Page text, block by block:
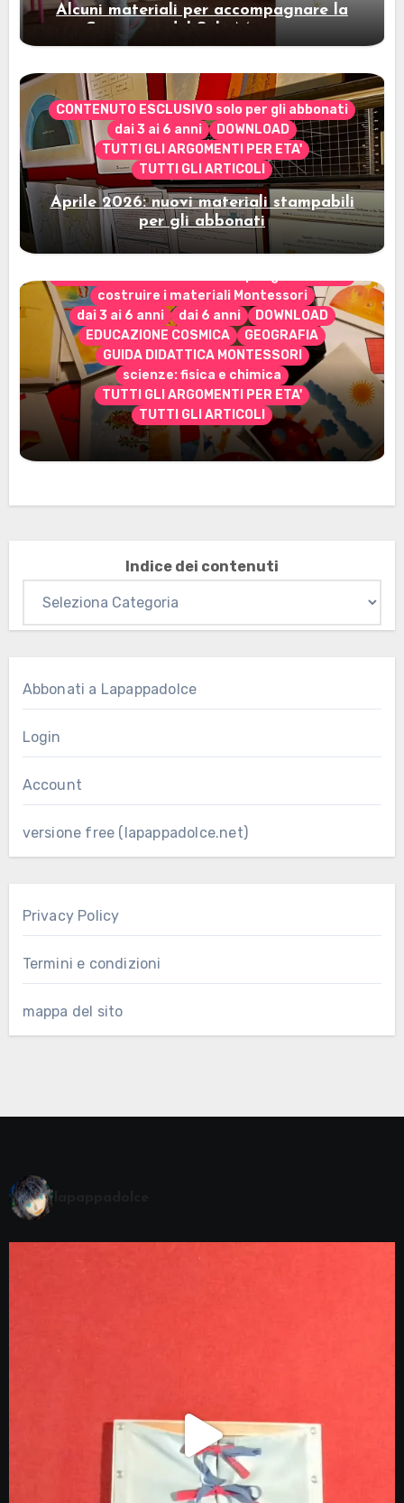
Alcuni materiali per accompagnare la
Cerimonia del Sole Montessori
CONTENUTO ESCLUSIVO solo per gli abbonati
dai 3 ai 6 anni
DOWNLOAD
TUTTI GLI ARGOMENTI PER ETA'
TUTTI GLI ARTICOLI
Aprile 2026: nuovi materiali stampabili
per gli abbonati
costruire i materiali Montessori
dai 3 ai 6 anni
dai 6 anni
DOWNLOAD
EDUCAZIONE COSMICA
GEOGRAFIA
GUIDA DIDATTICA MONTESSORI
scienze: fisica e chimica
TUTTI GLI ARGOMENTI PER ETA'
TUTTI GLI ARTICOLI
Marzo 2026: nuovi materiali stampabili
per gli abbonati
Indice dei contenuti
Abbonati a Lapappadolce
Login
Account
versione free (lapappadolce.net)
Privacy Policy
Termini e condizioni
mappa del sito